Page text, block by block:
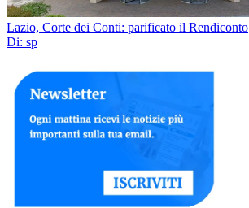
Lazio, Corte dei Conti: parificato il Rendiconto
Di: sp